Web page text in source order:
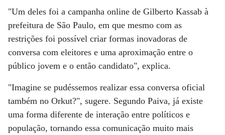
"Um deles foi a campanha online de Gilberto Kassab à
prefeitura de São Paulo, em que mesmo com as
restrições foi possível criar formas inovadoras de
conversa com eleitores e uma aproximação entre o
público jovem e o então candidato", explica.
"Imagine se pudéssemos realizar essa conversa oficial
também no Orkut?", sugere. Segundo Paiva, já existe
uma forma diferente de interação entre políticos e
população, tornando essa comunicação muito mais